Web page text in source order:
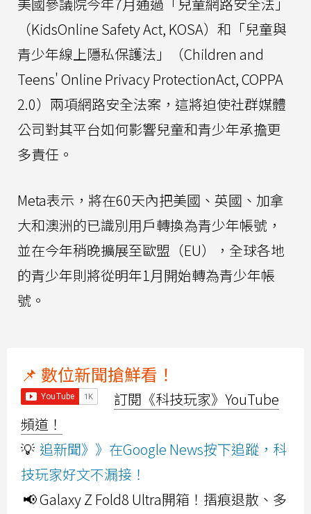
（KidsOnline Safety Act, KOSA）和「兒童與
青少年線上隱私保護法」（Children and
Teens' Online Privacy ProtectionAct, COPPA
2.0）兩項網路安全法案，這將迫使社群媒體
公司對其平台如何影響兒童和青少年承擔更
多責任。
Meta表示，將在60天內把美國、英國、加拿
大和澳洲的已識別用戶轉換為青少年帳號，
並在今年稍晚擴展至歐盟（EU），全球各地
的青少年則將從明年1月開始轉為青少年帳
號。
📌 數位新聞搶鮮看！
訂閱《科技玩家》YouTube
頻道！
💡 追新聞》》在Google News按下追蹤，科
技玩家好文不漏接！
📢 Galaxy Z Fold8 Ultra開箱！摺痕退散、多